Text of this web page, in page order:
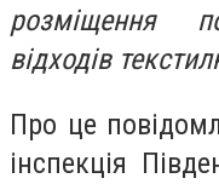
розміщення
відходів
Про це
інспекція